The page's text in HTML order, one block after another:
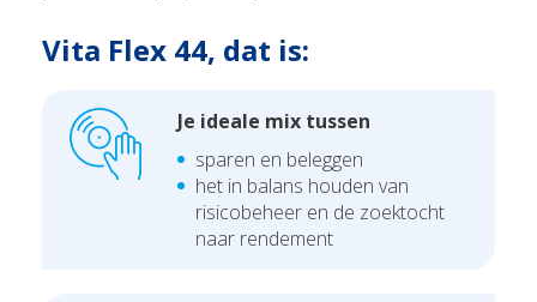
Vita Flex 44, dat is:
Je ideale mix tussen
sparen en beleggen
het in balans houden van
risicobeheer en de zoektocht
naar rendement